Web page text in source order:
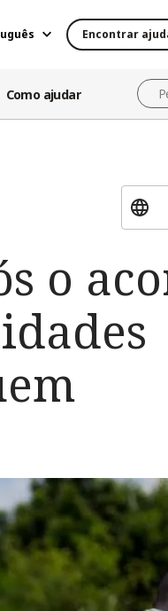
Encontrar
Como ajudar
o